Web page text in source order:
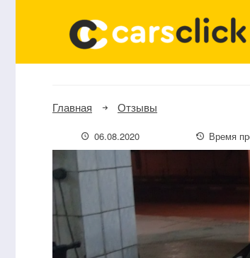
Главная Отзывы
06.08.2020 Время